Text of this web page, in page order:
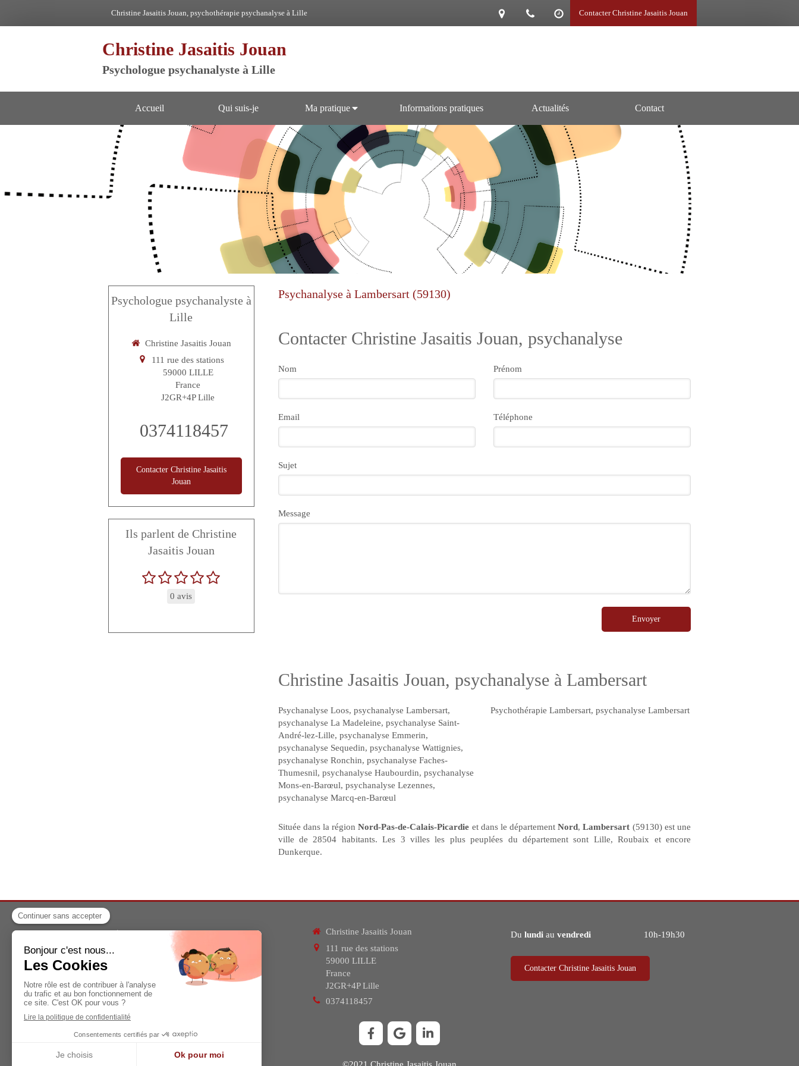
Christine Jasaitis Jouan, psychothérapie psychanalyse à Lille Contacter Christine Jasaitis Jouan
Christine Jasaitis Jouan
Psychologue psychanalyste à Lille
Accueil Qui suis-je Ma pratique Informations pratiques Actualités Contact
Psychanalyse à Lambersart (59130)
Contacter Christine Jasaitis Jouan, psychanalyse
Nom Prénom
Email Téléphone
Sujet
Message
Envoyer
Christine Jasaitis Jouan, psychanalyse à Lambersart
Psychanalyse Loos, psychanalyse Lambersart,
psychanalyse La Madeleine, psychanalyse Saint-
André-lez-Lille, psychanalyse Emmerin,
psychanalyse Sequedin, psychanalyse Wattignies,
psychanalyse Ronchin, psychanalyse Faches-
Thumesnil, psychanalyse Haubourdin, psychanalyse
Mons-en-Barœul, psychanalyse Lezennes,
psychanalyse Marcq-en-Barœul
Psychothérapie Lambersart, psychanalyse Lambersart
Située dans la régionNord-Pas-de-Calais-Picardie et dans le départementNord,Lambersart (59130) est une
ville de 28504 habitants. Les 3 villes les plus peuplées du département sont Lille, Roubaix et encore
Dunkerque.
Psychologue psychanalyste à
Lille
Christine Jasaitis Jouan
111 rue des stations
59000 LILLE
France
J2GR+4P Lille
0374118457
Contacter Christine Jasaitis
Jouan
Ils parlent de Christine
Jasaitis Jouan
0 avis
A propos
Informations pratiques
Plan du site
Christine Jasaitis Jouan
111 rue des stations
59000 LILLE
France
J2GR+4P Lille
0374118457
Du lundiau vendredi 10h-19h30
Contacter Christine Jasaitis Jouan